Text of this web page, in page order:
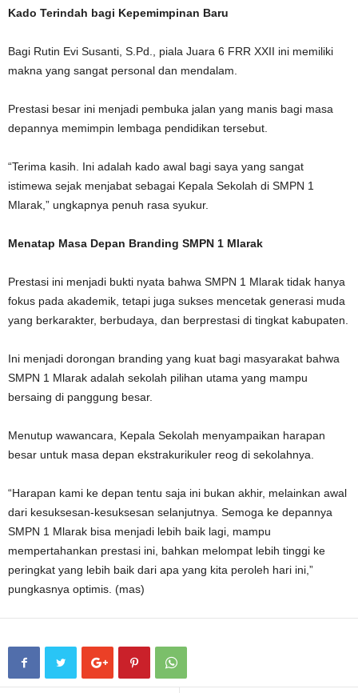
Kado Terindah bagi Kepemimpinan Baru
Bagi Rutin Evi Susanti, S.Pd., piala Juara 6 FRR XXII ini memiliki
makna yang sangat personal dan mendalam.
Prestasi besar ini menjadi pembuka jalan yang manis bagi masa
depannya memimpin lembaga pendidikan tersebut.
“Terima kasih. Ini adalah kado awal bagi saya yang sangat
istimewa sejak menjabat sebagai Kepala Sekolah di SMPN 1
Mlarak,” ungkapnya penuh rasa syukur.
Menatap Masa Depan Branding SMPN 1 Mlarak
Prestasi ini menjadi bukti nyata bahwa SMPN 1 Mlarak tidak hanya
fokus pada akademik, tetapi juga sukses mencetak generasi muda
yang berkarakter, berbudaya, dan berprestasi di tingkat kabupaten.
Ini menjadi dorongan branding yang kuat bagi masyarakat bahwa
SMPN 1 Mlarak adalah sekolah pilihan utama yang mampu
bersaing di panggung besar.
Menutup wawancara, Kepala Sekolah menyampaikan harapan
besar untuk masa depan ekstrakurikuler reog di sekolahnya.
“Harapan kami ke depan tentu saja ini bukan akhir, melainkan awal
dari kesuksesan-kesuksesan selanjutnya. Semoga ke depannya
SMPN 1 Mlarak bisa menjadi lebih baik lagi, mampu
mempertahankan prestasi ini, bahkan melompat lebih tinggi ke
peringkat yang lebih baik dari apa yang kita peroleh hari ini,”
pungkasnya optimis. (mas)